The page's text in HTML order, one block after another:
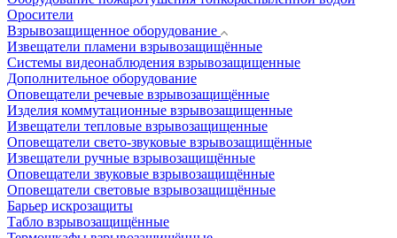
Оросители
Взрывозащищенное оборудование
Извещатели пламени взрывозащищённые
Системы видеонаблюдения взрывозащищенные
Дополнительное оборудование
Оповещатели речевые взрывозащищённые
Изделия коммутационные взрывозащищенные
Извещатели тепловые взрывозащищенные
Оповещатели свето-звуковые взрывозащищённые
Извещатели ручные взрывозащищённые
Оповещатели звуковые взрывозащищённые
Оповещатели световые взрывозащищённые
Барьер искрозащиты
Табло взрывозащищённые